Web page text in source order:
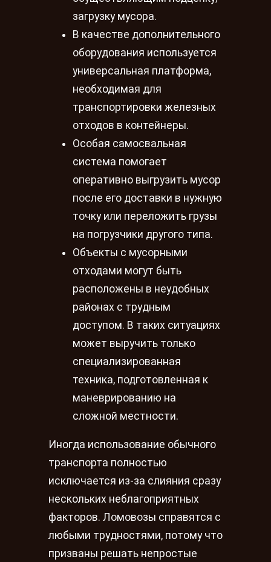
загрузку мусора.
В качестве дополнительного
оборудования используется
универсальная платформа,
необходимая для
транспортировки железных
отходов в контейнеры.
Особая самосвальная
система помогает
оперативно выгрузить мусор
после его доставки в нужную
точку или переложить грузы
на погрузчики другого типа.
Объекты с мусорными
отходами могут быть
расположены в неудобных
районах с трудным
доступом. В таких ситуациях
может выручить только
специализированная
техника, подготовленная к
маневрированию на
сложной местности.
Иногда использование обычного
транспорта полностью
исключается из-за слияния сразу
нескольких неблагоприятных
факторов. Ломовозы справятся с
любыми трудностями, потому что
призваны решать непростые